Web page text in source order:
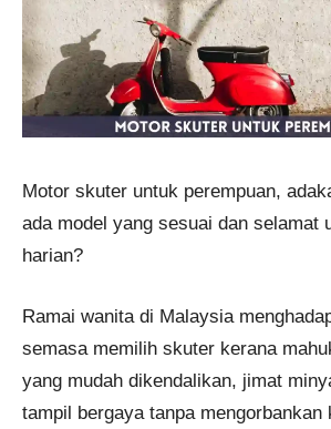
Motor skuter untuk perempuan,
ada model yang sesuai dan selamat
harian?
Ramai wanita di Malaysia
semasa memilih skuter kerana
yang mudah dikendalikan, jimat
tampil bergaya tanpa mengorbankan